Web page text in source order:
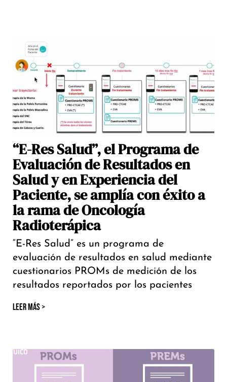
“E-Res Salud”, el Programa de
Evaluación de Resultados en
Salud y en Experiencia del
Paciente, se amplía con éxito a
la rama de Oncología
Radioterápica
“E-Res Salud” es un programa de
evaluación de resultados en salud mediante
cuestionarios PROMs de medición de los
resultados reportados por los pacientes
LEER MÁS >